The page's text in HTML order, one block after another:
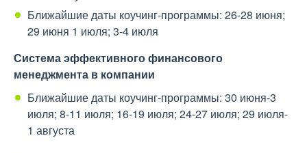
Ближайшие даты коучинг-программы: 26-28 июня;
29 июня 1 июля; 3-4 июля
Система эффективного финансового
менеджмента в компании
Ближайшие даты коучинг-программы: 30 июня-3
июля; 8-11 июля; 16-19 июля; 24-27 июля; 29 июля-
1 августа